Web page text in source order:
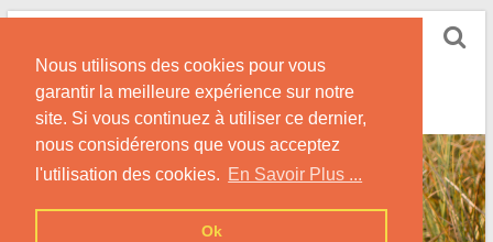
Nous utilisons des cookies pour vous
garantir la meilleure expérience sur notre
site. Si vous continuez à utiliser ce dernier,
nous considérerons que vous acceptez
l'utilisation des cookies. En Savoir Plus ...
Ok
Skip
contentVietnamienne
Rencontre une Célibataire Originaire du VietNam !